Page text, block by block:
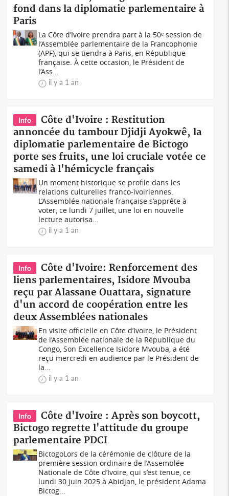
fond dans la diplomatie parlementaire à
Paris
La Côte d’Ivoire prendra part à la 50ᵉ session de
l’Assemblée parlementaire de la Francophonie
(APF), qui se tiendra à Paris, en République
française. À cette occasion, le Président de
l’Ass...
il y a 1 an
Info
Côte d'Ivoire : Restitution
annoncée du tambour Djidji Ayokwê, la
diplomatie parlementaire de Bictogo
porte ses fruits, une loi cruciale votée ce
samedi à l'hémicycle français
Un moment historique se profile dans les
relations culturelles franco-ivoiriennes.
L’Assemblée nationale française s’apprête à
voter, ce lundi 7 juillet, une loi en nouvelle
lecture autorisa...
il y a 1 an
Info
Côte d'Ivoire: Renforcement des
liens parlementaires, Isidore Mvouba
reçu par Alassane Ouattara, signature
d'un accord de coopération entre les
deux Assemblées nationales
En visite officielle en Côte d’Ivoire, le Président
de l’Assemblée nationale de la République du
Congo, Son Excellence Isidore Mvouba, a été
reçu mercredi en audience par le Président de
la...
il y a 1 an
Info
Côte d'Ivoire : Après son boycott,
Bictogo regrette l'attitude du groupe
parlementaire PDCI
BictogoLors de la cérémonie de clôture de la
première session ordinaire de l’Assemblée
Nationale de Côte d’Ivoire, qui s’est tenue, ce
lundi 30 juin 2025 à Abidjan, le président Adama
Bictog...